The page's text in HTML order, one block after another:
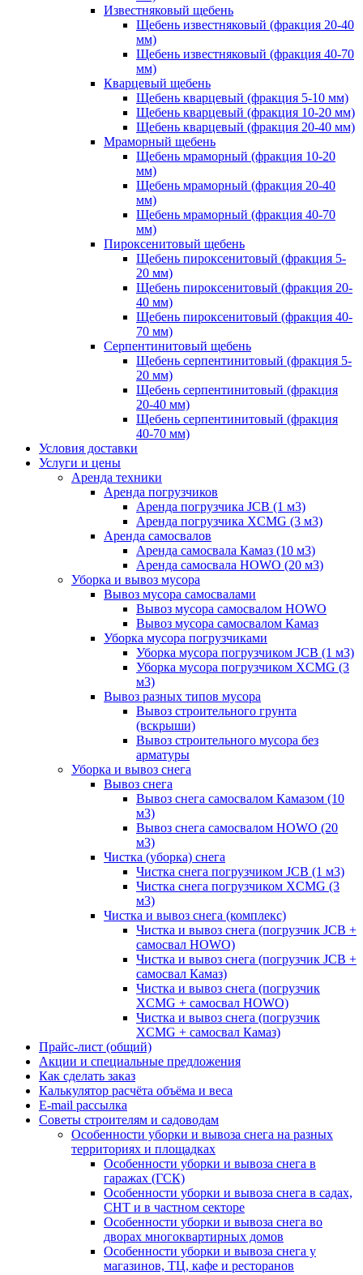
Известняковый щебень
Щебень известняковый (фракция 20-40
мм)
Щебень известняковый (фракция 40-70
мм)
Кварцевый щебень
Щебень кварцевый (фракция 5-10 мм)
Щебень кварцевый (фракция 10-20 мм)
Щебень кварцевый (фракция 20-40 мм)
Мраморный щебень
Щебень мраморный (фракция 10-20
мм)
Щебень мраморный (фракция 20-40
мм)
Щебень мраморный (фракция 40-70
мм)
Пироксенитовый щебень
Щебень пироксенитовый (фракция 5-
20 мм)
Щебень пироксенитовый (фракция 20-
40 мм)
Щебень пироксенитовый (фракция 40-
70 мм)
Серпентинитовый щебень
Щебень серпентинитовый (фракция 5-
20 мм)
Щебень серпентинитовый (фракция
20-40 мм)
Щебень серпентинитовый (фракция
40-70 мм)
Условия доставки
Услуги и цены
Аренда техники
Аренда погрузчиков
Аренда погрузчика JCB (1 м3)
Аренда погрузчика XCMG (3 м3)
Аренда самосвалов
Аренда самосвала Камаз (10 м3)
Аренда самосвала HOWO (20 м3)
Уборка и вывоз мусора
Вывоз мусора самосвалами
Вывоз мусора самосвалом HOWO
Вывоз мусора самосвалом Камаз
Уборка мусора погрузчиками
Уборка мусора погрузчиком JCB (1 м3)
Уборка мусора погрузчиком XCMG (3
м3)
Вывоз разных типов мусора
Вывоз строительного грунта
(вскрыши)
Вывоз строительного мусора без
арматуры
Уборка и вывоз снега
Вывоз снега
Вывоз снега самосвалом Камазом (10
м3)
Вывоз снега самосвалом HOWO (20
м3)
Чистка (уборка) снега
Чистка снега погрузчиком JCB (1 м3)
Чистка снега погрузчиком XCMG (3
м3)
Чистка и вывоз снега (комплекс)
Чистка и вывоз снега (погрузчик JCB +
самосвал HOWO)
Чистка и вывоз снега (погрузчик JCB +
самосвал Камаз)
Чистка и вывоз снега (погрузчик
XCMG + самосвал HOWO)
Чистка и вывоз снега (погрузчик
XCMG + самосвал Камаз)
Прайс-лист (общий)
Акции и специальные предложения
Как сделать заказ
Калькулятор расчёта объёма и веса
E-mail рассылка
Советы строителям и садоводам
Особенности уборки и вывоза снега на разных
территориях и площадках
Особенности уборки и вывоза снега в
гаражах (ГСК)
Особенности уборки и вывоза снега в садах,
СНТ и в частном секторе
Особенности уборки и вывоза снега во
дворах многоквартирных домов
Особенности уборки и вывоза снега у
магазинов, ТЦ, кафе и ресторанов